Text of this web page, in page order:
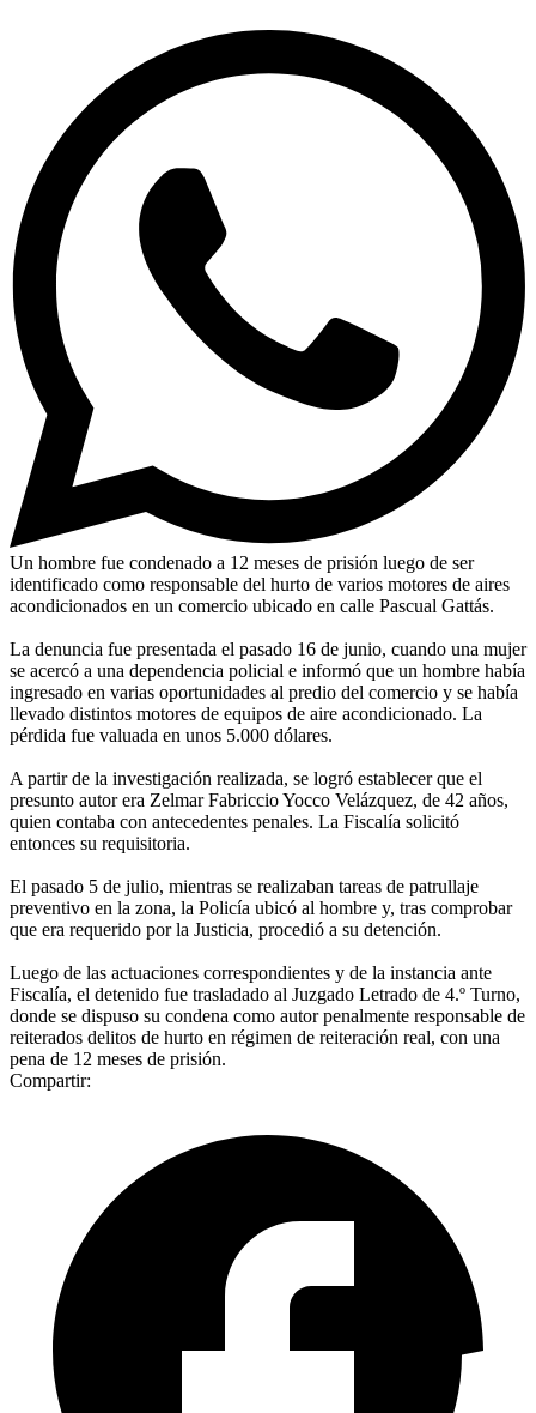
Un hombre fue condenado a 12 meses de prisión luego de ser
identificado como responsable del hurto de varios motores de aires
acondicionados en un comercio ubicado en calle Pascual Gattás.
La denuncia fue presentada el pasado 16 de junio, cuando una mujer
se acercó a una dependencia policial e informó que un hombre había
ingresado en varias oportunidades al predio del comercio y se había
llevado distintos motores de equipos de aire acondicionado. La
pérdida fue valuada en unos 5.000 dólares.
A partir de la investigación realizada, se logró establecer que el
presunto autor era Zelmar Fabriccio Yocco Velázquez, de 42 años,
quien contaba con antecedentes penales. La Fiscalía solicitó
entonces su requisitoria.
El pasado 5 de julio, mientras se realizaban tareas de patrullaje
preventivo en la zona, la Policía ubicó al hombre y, tras comprobar
que era requerido por la Justicia, procedió a su detención.
Luego de las actuaciones correspondientes y de la instancia ante
Fiscalía, el detenido fue trasladado al Juzgado Letrado de 4.º Turno,
donde se dispuso su condena como autor penalmente responsable de
reiterados delitos de hurto en régimen de reiteración real, con una
pena de 12 meses de prisión.
Compartir: